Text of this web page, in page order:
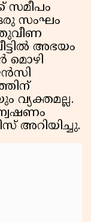
സമീപം
ഒരു സംഘം
അഭയം
മൊഴി
വ്യക്തമല്ല.
അറിയിച്ചു.